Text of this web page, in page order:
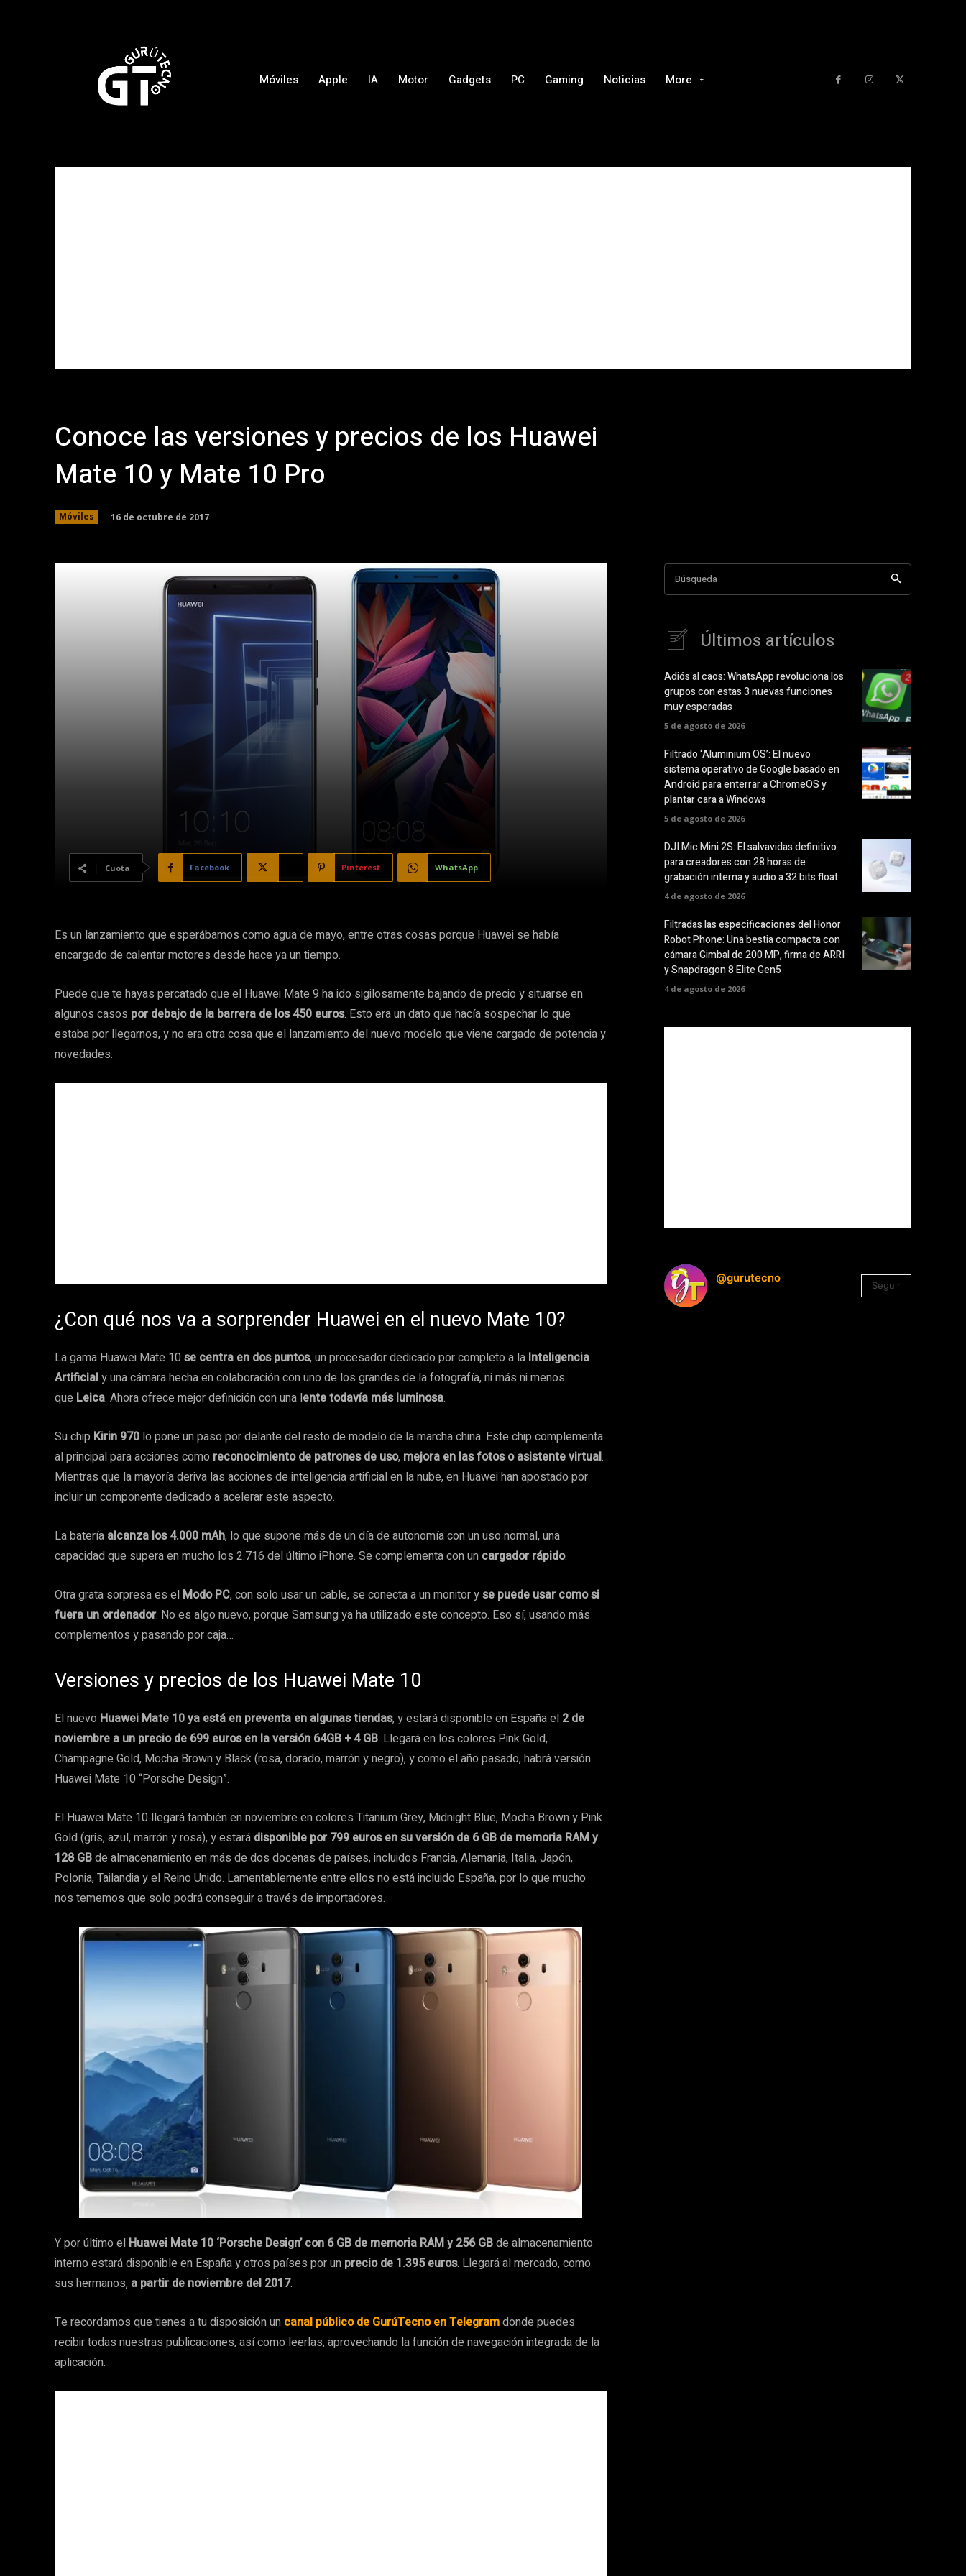
Móviles Apple IA Motor Gadgets PC Gaming Noticias More
Conoce las versiones y precios de los Huawei
Mate 10 y Mate 10 Pro
Móviles 16 de octubre de 2017
Cuota Facebook Pinterest WhatsApp
Es un lanzamiento que esperábamos como agua de mayo, entre otras cosas porque Huawei se había
encargado de calentar motores desde hace ya un tiempo.
Puede que te hayas percatado que el Huawei Mate 9 ha ido sigilosamente bajando de precio y situarse en
algunos casos por debajo de la barrera de los 450 euros. Esto era un dato que hacía sospechar lo que
estaba por llegarnos, y no era otra cosa que el lanzamiento del nuevo modelo que viene cargado de potencia y
novedades.
¿Con qué nos va a sorprender Huawei en el nuevo Mate 10?
La gama Huawei Mate 10se centra en dos puntos, un procesador dedicado por completo a la Inteligencia
Artificialy una cámara hecha en colaboración con uno de los grandes de la fotografía, ni más ni menos
que Leica. Ahora ofrece mejor definición con una lente todavía más luminosa.
Su chip Kirin 970 lo pone un paso por delante del resto de modelo de la marcha china. Este chip complementa
al principal para acciones como reconocimiento de patrones de uso, mejora en las fotos o asistente virtual.
Mientras que la mayoría deriva las acciones de inteligencia artificial en la nube, en Huawei han apostado por
incluir un componente dedicado a acelerar este aspecto.
La batería alcanza los 4.000 mAh, lo que supone más de un día de autonomía con un uso normal, una
capacidad que supera en mucho los 2.716 del último iPhone. Se complementa con un cargador rápido.
Otra grata sorpresa es el Modo PC, con solo usar un cable, se conecta a un monitor yse puede usar como si
fuera un ordenador. No es algo nuevo, porque Samsung ya ha utilizado este concepto. Eso sí, usando más
complementos y pasando por caja…
Versiones y precios de los Huawei Mate 10
El nuevo Huawei Mate 10 ya está en preventa en algunas tiendas, y estará disponible en España el 2 de
noviembre a un precio de 699 euros en la versión 64GB + 4 GB. Llegará en los colores Pink Gold,
Champagne Gold, Mocha Brown y Black (rosa, dorado, marrón y negro), y como el año pasado, habrá versión
Huawei Mate 10 “Porsche Design”.
El Huawei Mate 10 llegará también en noviembre en colores Titanium Grey, Midnight Blue, Mocha Brown y Pink
Gold (gris, azul, marrón y rosa), y estará disponible por 799 euros en su versión de 6 GB de memoria RAM y
128 GBde almacenamiento en más de dos docenas de países, incluidos Francia, Alemania, Italia, Japón,
Polonia, Tailandia y el Reino Unido. Lamentablemente entre ellos no está incluido España, por lo que mucho
nos tememos que solo podrá conseguir a través de importadores.
Y por último el Huawei Mate 10 ‘Porsche Design’ con 6 GB de memoria RAM y 256 GBde almacenamiento
interno estará disponible en España y otros países por un precio de 1.395 euros. Llegará al mercado, como
sus hermanos, a partir de noviembre del 2017.
Te recordamos que tienes a tu disposición un canal público de GurúTecno en Telegramdonde puedes
recibir todas nuestras publicaciones, así como leerlas, aprovechando la función de navegación integrada de la
aplicación.
Búsqueda
Últimos artículos
Adiós al caos: WhatsApp revoluciona los
grupos con estas 3 nuevas funciones
muy esperadas
5 de agosto de 2026
Filtrado ‘Aluminium OS’: El nuevo
sistema operativo de Google basado en
Android para enterrar a ChromeOS y
plantar cara a Windows
5 de agosto de 2026
DJI Mic Mini 2S: El salvavidas definitivo
para creadores con 28 horas de
grabación interna y audio a 32 bits float
4 de agosto de 2026
Filtradas las especificaciones del Honor
Robot Phone: Una bestia compacta con
cámara Gimbal de 200 MP, firma de ARRI
y Snapdragon 8 Elite Gen5
4 de agosto de 2026
@gurutecno
Seguir